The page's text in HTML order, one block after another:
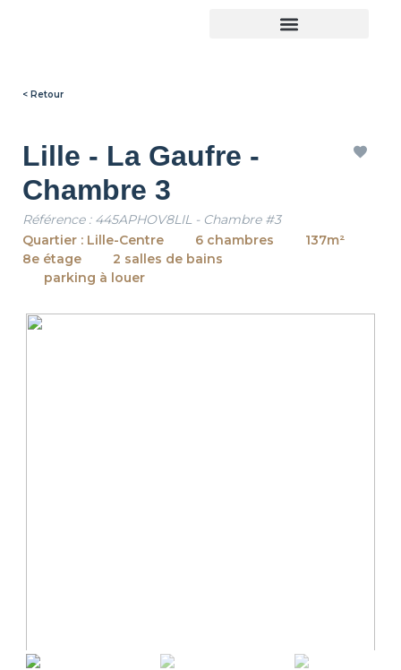
< Retour
Lille - La Gaufre -
Chambre 3
Référence : 445APHOV8LIL - Chambre #3
Quartier : Lille-Centre
6 chambres
137m²
8e étage
2 salles de bains
parking à louer